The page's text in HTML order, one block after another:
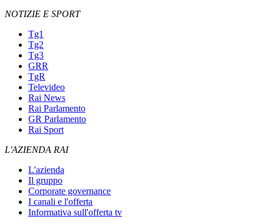
NOTIZIE E SPORT
Tg1
Tg2
Tg3
GRR
TgR
Televideo
Rai News
Rai Parlamento
GR Parlamento
Rai Sport
L'AZIENDA RAI
L'azienda
Il gruppo
Corporate governance
I canali e l'offerta
Informativa sull'offerta tv